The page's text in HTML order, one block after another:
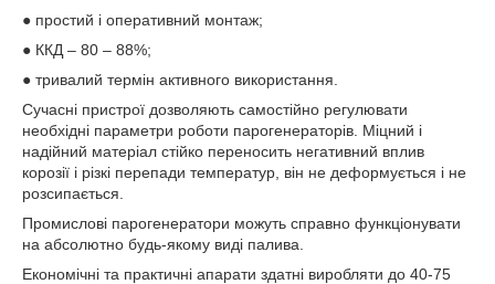
● простий і оперативний монтаж;
● ККД – 80 – 88%;
● тривалий термін активного використання.
Сучасні пристрої дозволяють самостійно регулювати
необхідні параметри роботи парогенераторів. Міцний і
надійний матеріал стійко переносить негативний вплив
корозії і різкі перепади температур, він не деформується і не
розсипається.
Промислові парогенератори можуть справно функціонувати
на абсолютно будь-якому виді палива.
Економічні та практичні апарати здатні виробляти до 40-75